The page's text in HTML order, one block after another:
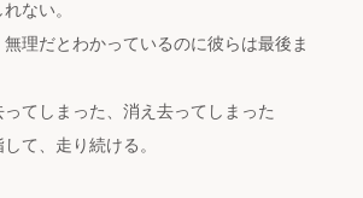
ない。
理だとわかっているのに彼らは最後ま
てしまった、消え去ってしまった
て、走り続ける。